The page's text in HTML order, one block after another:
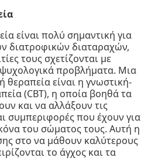
είναι πολύ σημαντική για
διατροφικών διαταραχών,
τους σχετίζονται με
προβλήματα. Μια
θεραπεία είναι η γνωστική-
(CBT), η οποία βοηθά τα
και να αλλάξουν τις
συμπεριφορές που έχουν για
του σώματος τους. Αυτή η
στο να μάθουν καλύτερους
το άγχος και τα